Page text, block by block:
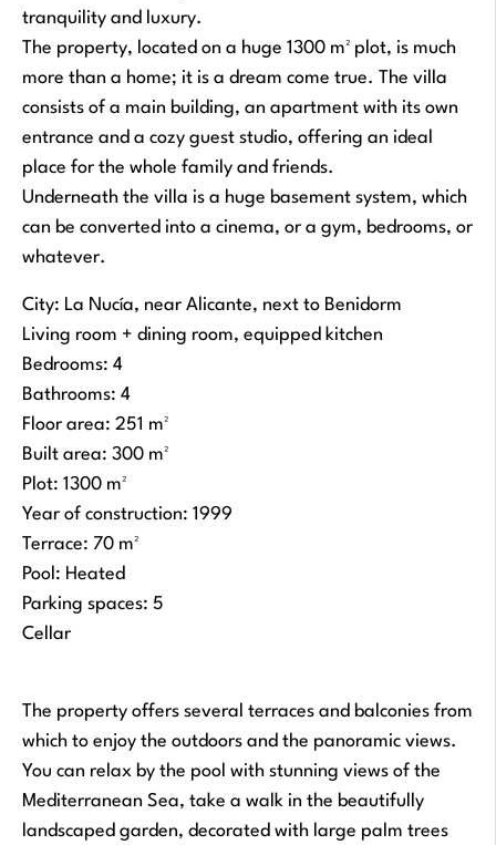
tranquility and luxury.
The property, located on a huge 1300 m² plot, is much
more than a home; it is a dream come true. The villa
consists of a main building, an apartment with its own
entrance and a cozy guest studio, offering an ideal
place for the whole family and friends.
Underneath the villa is a huge basement system, which
can be converted into a cinema, or a gym, bedrooms, or
whatever.
City: La Nucía, near Alicante, next to Benidorm
Living room + dining room, equipped kitchen
Bedrooms: 4
Bathrooms: 4
Floor area: 251 m²
Built area: 300 m²
Plot: 1300 m²
Year of construction: 1999
Terrace: 70 m²
Pool: Heated
Parking spaces: 5
Cellar
The property offers several terraces and balconies from
which to enjoy the outdoors and the panoramic views.
You can relax by the pool with stunning views of the
Mediterranean Sea, take a walk in the beautifully
landscaped garden, decorated with large palm trees